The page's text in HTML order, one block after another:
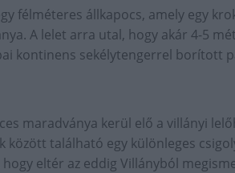
félméteres állkapocs, amely egy
A lelet arra utal, hogy akár 4-5
kontinens sekélytengerrel borított
maradványa kerül elő a villányi
található egy különleges
eltér az eddig Villányból